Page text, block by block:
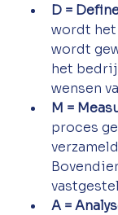
D =
wordt het
wordt
het
wensen
M =
proces
A =